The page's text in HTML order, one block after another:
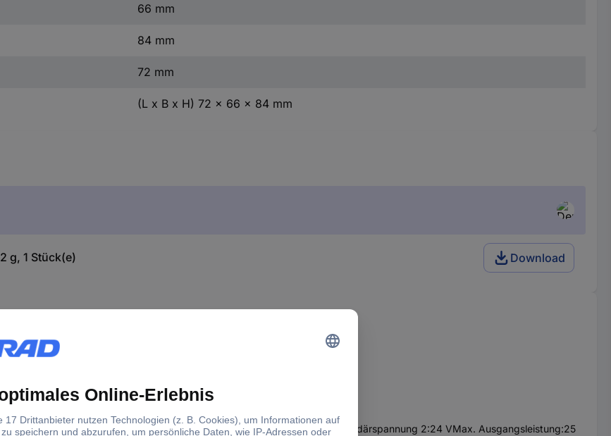
66 mm
84 mm
72 mm
(L x B x H) 72 x 66 x 84 mm
g, 1 Stück(e) Download
413096Primärspannung:230 VSekundärspannung 1:12 VSekundärspannung 2:24 VMax. Ausgangsleistung:25